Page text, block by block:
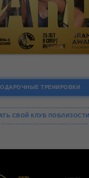
ТРЕНИРОВКИ
СВОЙ КЛУБ ПОБЛИЗОСТИ